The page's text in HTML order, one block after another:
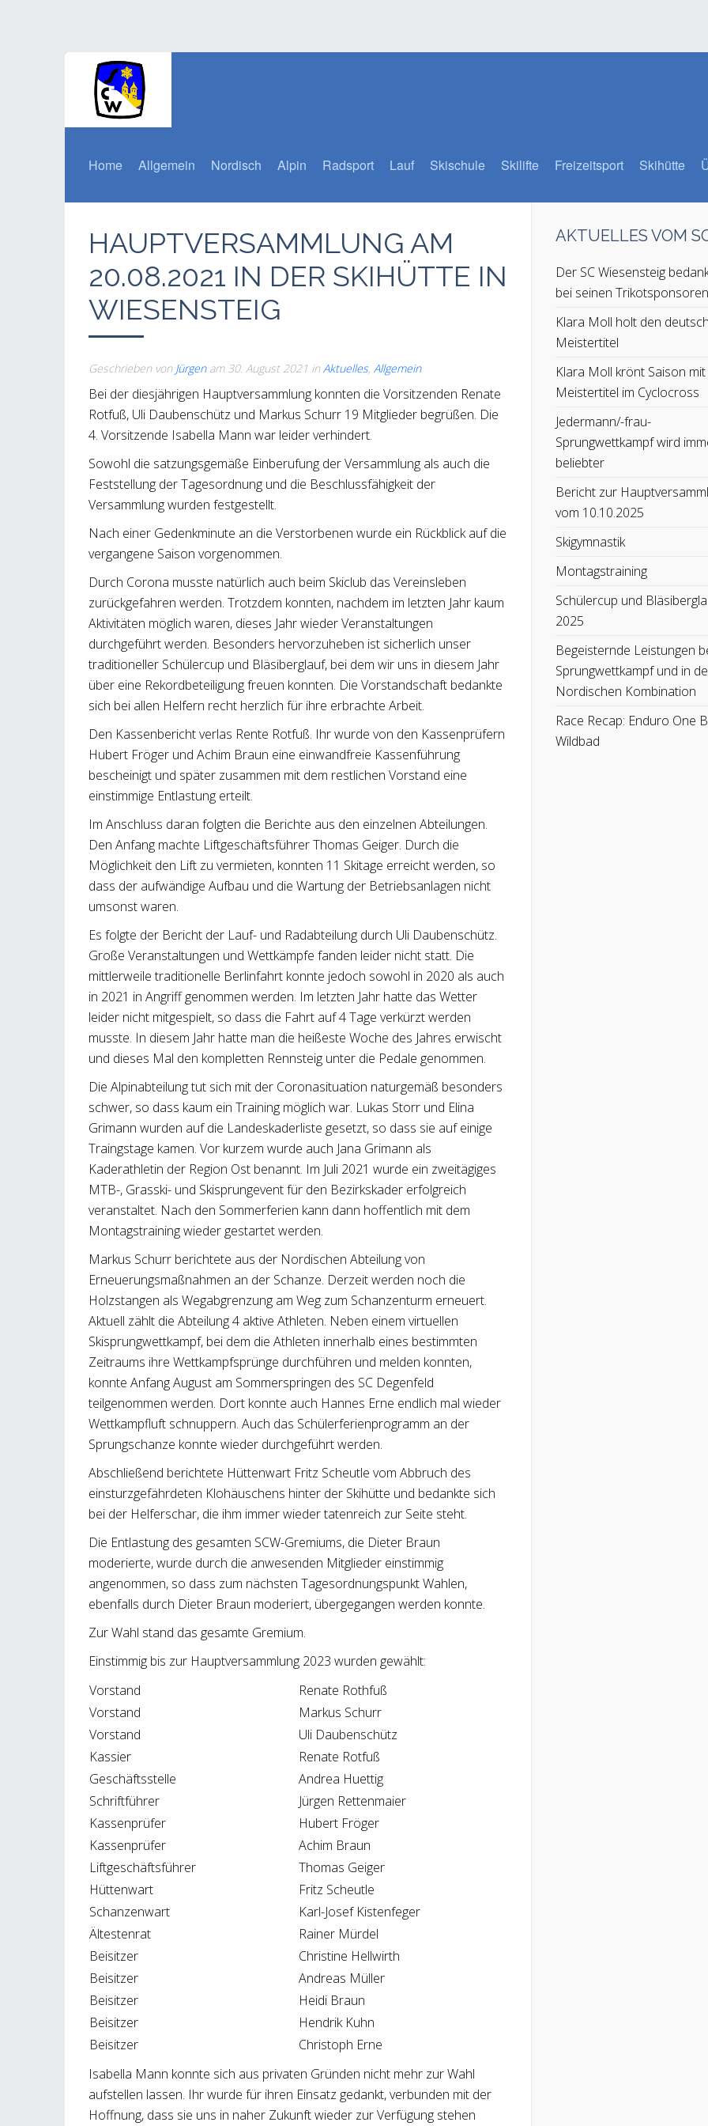
Home Allgemein Nordisch Alpin Radsport Lauf Skischule Skilifte Freizeitsport Skihütte
HAUPTVERSAMMLUNG AM
20.08.2021 IN DER SKIHÜTTE IN
WIESENSTEIG
Geschrieben von Jürgenam 30. August 2021 inAktuelles, Allgemein
Bei der diesjährigen Hauptversammlung konnten die Vorsitzenden Renate
Rotfuß, Uli Daubenschütz und Markus Schurr 19 Mitglieder begrüßen. Die
4. Vorsitzende Isabella Mann war leider verhindert.
Sowohl die satzungsgemäße Einberufung der Versammlung als auch die
Feststellung der Tagesordnung und die Beschlussfähigkeit der
Versammlung wurden festgestellt.
Nach einer Gedenkminute an die Verstorbenen wurde ein Rückblick auf die
vergangene Saison vorgenommen.
Durch Corona musste natürlich auch beim Skiclub das Vereinsleben
zurückgefahren werden. Trotzdem konnten, nachdem im letzten Jahr kaum
Aktivitäten möglich waren, dieses Jahr wieder Veranstaltungen
durchgeführt werden. Besonders hervorzuheben ist sicherlich unser
traditioneller Schülercup und Bläsiberglauf, bei dem wir uns in diesem Jahr
über eine Rekordbeteiligung freuen konnten. Die Vorstandschaft bedankte
sich bei allen Helfern recht herzlich für ihre erbrachte Arbeit.
Den Kassenbericht verlas Rente Rotfuß. Ihr wurde von den Kassenprüfern
Hubert Fröger und Achim Braun eine einwandfreie Kassenführung
bescheinigt und später zusammen mit dem restlichen Vorstand eine
einstimmige Entlastung erteilt.
Im Anschluss daran folgten die Berichte aus den einzelnen Abteilungen.
Den Anfang machte Liftgeschäftsführer Thomas Geiger. Durch die
Möglichkeit den Lift zu vermieten, konnten 11 Skitage erreicht werden, so
dass der aufwändige Aufbau und die Wartung der Betriebsanlagen nicht
umsonst waren.
Es folgte der Bericht der Lauf- und Radabteilung durch Uli Daubenschütz.
Große Veranstaltungen und Wettkämpfe fanden leider nicht statt. Die
mittlerweile traditionelle Berlinfahrt konnte jedoch sowohl in 2020 als auch
in 2021 in Angriff genommen werden. Im letzten Jahr hatte das Wetter
leider nicht mitgespielt, so dass die Fahrt auf 4 Tage verkürzt werden
musste. In diesem Jahr hatte man die heißeste Woche des Jahres erwischt
und dieses Mal den kompletten Rennsteig unter die Pedale genommen.
Die Alpinabteilung tut sich mit der Coronasituation naturgemäß besonders
schwer, so dass kaum ein Training möglich war. Lukas Storr und Elina
Grimann wurden auf die Landeskaderliste gesetzt, so dass sie auf einige
Traingstage kamen. Vor kurzem wurde auch Jana Grimann als
Kaderathletin der Region Ost benannt. Im Juli 2021 wurde ein zweitägiges
MTB-, Grasski- und Skisprungevent für den Bezirkskader erfolgreich
veranstaltet. Nach den Sommerferien kann dann hoffentlich mit dem
Montagstraining wieder gestartet werden.
Markus Schurr berichtete aus der Nordischen Abteilung von
Erneuerungsmaßnahmen an der Schanze. Derzeit werden noch die
Holzstangen als Wegabgrenzung am Weg zum Schanzenturm erneuert.
Aktuell zählt die Abteilung 4 aktive Athleten. Neben einem virtuellen
Skisprungwettkampf, bei dem die Athleten innerhalb eines bestimmten
Zeitraums ihre Wettkampfsprünge durchführen und melden konnten,
konnte Anfang August am Sommerspringen des SC Degenfeld
teilgenommen werden. Dort konnte auch Hannes Erne endlich mal wieder
Wettkampfluft schnuppern. Auch das Schülerferienprogramm an der
Sprungschanze konnte wieder durchgeführt werden.
Abschließend berichtete Hüttenwart Fritz Scheutle vom Abbruch des
einsturzgefährdeten Klohäuschens hinter der Skihütte und bedankte sich
bei der Helferschar, die ihm immer wieder tatenreich zur Seite steht.
Die Entlastung des gesamten SCW-Gremiums, die Dieter Braun
moderierte, wurde durch die anwesenden Mitglieder einstimmig
angenommen, so dass zum nächsten Tagesordnungspunkt Wahlen,
ebenfalls durch Dieter Braun moderiert, übergegangen werden konnte.
Zur Wahl stand das gesamte Gremium.
Einstimmig bis zur Hauptversammlung 2023 wurden gewählt:
Vorstand
Renate Rothfuß
Vorstand
Markus Schurr
Vorstand
Uli Daubenschütz
Kassier
Renate Rotfuß
Geschäftsstelle
Andrea Huettig
Schriftführer
Jürgen Rettenmaier
Kassenprüfer
Hubert Fröger
Kassenprüfer
Achim Braun
Liftgeschäftsführer
Thomas Geiger
Hüttenwart
Fritz Scheutle
Schanzenwart
Karl-Josef Kistenfeger
Ältestenrat
Rainer Mürdel
Beisitzer
Christine Hellwirth
Beisitzer
Andreas Müller
Beisitzer
Heidi Braun
Beisitzer
Hendrik Kuhn
Beisitzer
Christoph Erne
Isabella Mann konnte sich aus privaten Gründen nicht mehr zur Wahl
aufstellen lassen. Ihr wurde für ihren Einsatz gedankt, verbunden mit der
Hoffnung, dass sie uns in naher Zukunft wieder zur Verfügung stehen
AKTUELLES VOM
Der SC Wiesensteig
bei seinen Trikotsponsoren
Klara Moll holt den
Meistertitel
Klara Moll krönt Saison mit
Meistertitel im Cyclocross
Jedermann/-frau-
Sprungwettkampf wird
beliebter
Bericht zur
vom 10.10.2025
Skigymnastik
Montagstraining
Schülercup und
2025
Begeisternde Leistungen
Sprungwettkampf und in
Nordischen Kombination
Race Recap: Enduro One
Wildbad